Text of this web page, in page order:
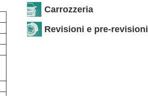
Carrozzeria
Revisioni e pre-revisioni